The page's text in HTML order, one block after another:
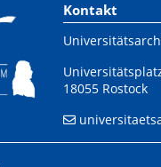
Kontakt
18055 Rostock